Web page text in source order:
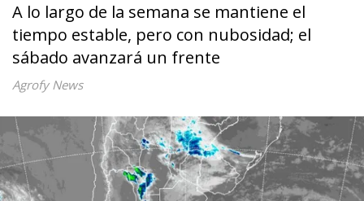
A lo largo de la semana se mantiene el
tiempo estable, pero con nubosidad; el
sábado avanzará un frente
Agrofy News